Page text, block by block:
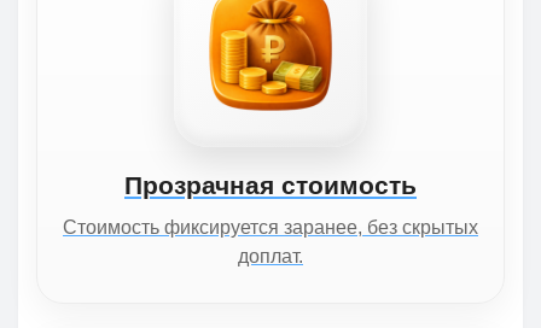
Прозрачная стоимость
Стоимость фиксируется заранее, без скрытых
доплат.